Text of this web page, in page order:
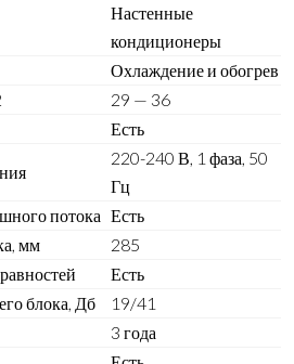
Настенные
кондиционеры
Охлаждение и обогрев
29 — 36
Есть
220-240 В, 1 фаза, 50
Гц
потока Есть
мм
285
Есть
блока, Дб
19/41
3 года